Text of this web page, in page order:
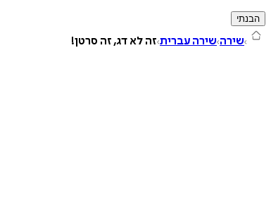
הבנתי
שירה שירה עברית זה לא דג, זה סרטן!